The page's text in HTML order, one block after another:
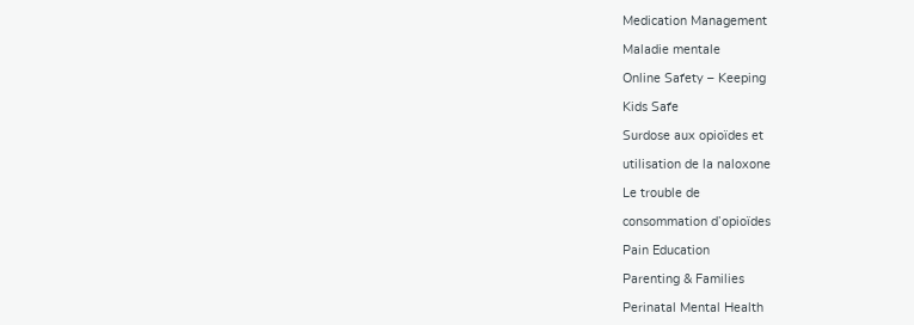
Medication Management
Maladie mentale
Online Safety – Keeping
Kids Safe
Surdose aux opioïdes et
utilisation de la naloxone
Le trouble de
consommation d’opioïdes
Pain Education
Parenting & Families
Perinatal Mental Health